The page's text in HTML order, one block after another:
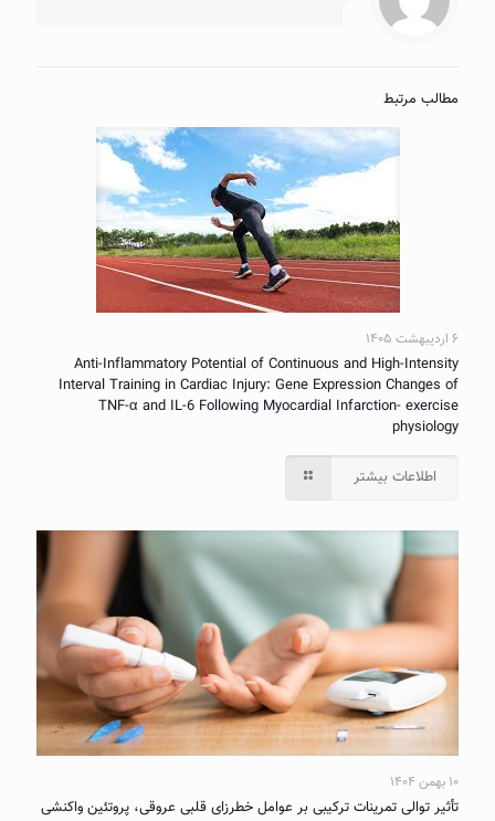
مطالب مرتبط
۶ اردیبهشت ۱۴۰۵
Anti-Inflammatory Potential of Continuous and High-Intensity
Interval Training in Cardiac Injury: Gene Expression Changes of
TNF-α and IL-6 Following Myocardial Infarction- exercise
physiology
اطلاعات بیشتر
۱۰ بهمن ۱۴۰۴
تأثیر توالی تمرینات ترکیبی بر عوامل خطرزای قلبی عروقی، پروتئین واکنشی